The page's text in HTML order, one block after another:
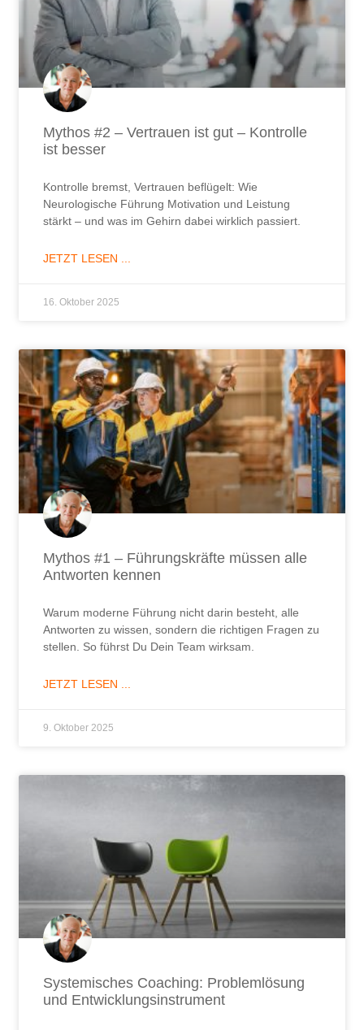
Mythos #2 – Vertrauen ist gut – Kontrolle
ist besser
Kontrolle bremst, Vertrauen beflügelt: Wie
Neurologische Führung Motivation und Leistung
stärkt – und was im Gehirn dabei wirklich passiert.
JETZT LESEN ...
16. Oktober 2025
Mythos #1 – Führungskräfte müssen alle
Antworten kennen
Warum moderne Führung nicht darin besteht, alle
Antworten zu wissen, sondern die richtigen Fragen zu
stellen. So führst Du Dein Team wirksam.
JETZT LESEN ...
9. Oktober 2025
Systemisches Coaching: Problemlösung
und Entwicklungsinstrument